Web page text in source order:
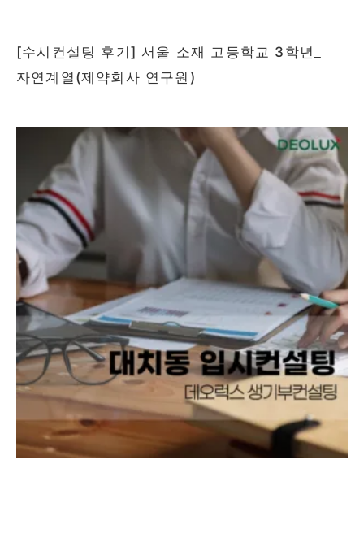
[수시컨설팅 후기] 서울 소재 고등학교 3학년_
자연계열(제약회사 연구원)